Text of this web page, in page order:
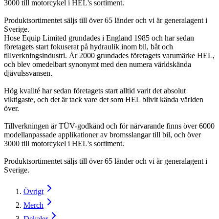
3000 till motorcykel i HEL's sortiment.
Produktsortimentet säljs till över 65 länder och vi är generalagent i
Sverige.
Hose Equip Limited grundades i England 1985 och har sedan
företagets start fokuserat på hydraulik inom bil, båt och
tillverkningsindustri. År 2000 grundades företagets varumärke HEL,
och blev omedelbart synonymt med den numera världskända
djävulssvansen.
Hög kvalité har sedan företagets start alltid varit det absolut
viktigaste, och det är tack vare det som HEL blivit kända världen
över.
Tillverkningen är TÜV-godkänd och för närvarande finns över 6000
modellanpassade applikationer av bromsslangar till bil, och över
3000 till motorcykel i HEL's sortiment.
Produktsortimentet säljs till över 65 länder och vi är generalagent i
Sverige.
Övrigt
Merch